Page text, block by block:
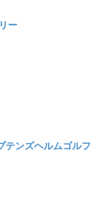
ー
テンズヘルムゴルフ